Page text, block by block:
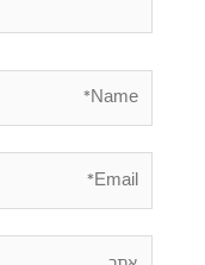
Email*